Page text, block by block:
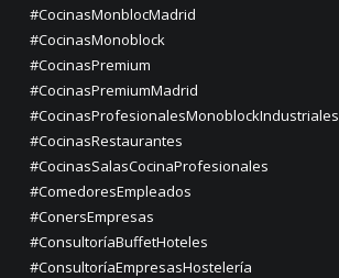
#CocinasMonblocMadrid
#CocinasMonoblock
#CocinasPremium
#CocinasPremiumMadrid
#CocinasProfesionalesMonoblockIndustriales
#CocinasRestaurantes
#CocinasSalasCocinaProfesionales
#ComedoresEmpleados
#ConersEmpresas
#ConsultoríaBuffetHoteles
#ConsultoríaEmpresasHostelería